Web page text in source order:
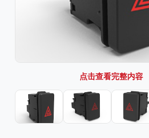
点击查看完整内容